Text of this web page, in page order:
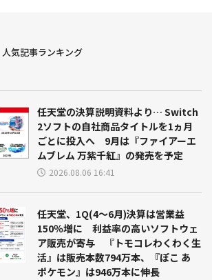
人気記事ランキング
任天堂の決算説明資料より… Switch
2ソフトの自社商品タイトルを1ヵ月
ごとに投入へ 9月は『ファイアーエ
ムブレム 万紫千紅』の発売を予定
2026.08.06 16:41
任天堂、1Q(4～6月)決算は営業益
150％増に 利益率の高いソフトウェ
ア販売が寄与 『トモコレわくわく生
活』は販売本数794万本、『ぽこ あ
ポケモン』は946万本に伸長